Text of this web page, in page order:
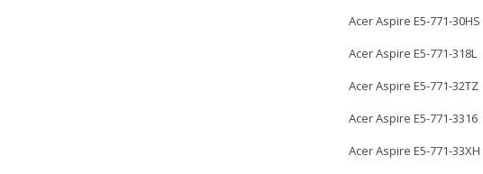
Acer Aspire E5-771-30HS
Acer Aspire E5-771-318L
Acer Aspire E5-771-32TZ
Acer Aspire E5-771-3316
Acer Aspire E5-771-33XH